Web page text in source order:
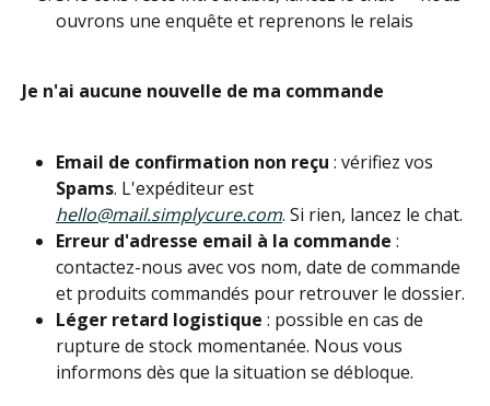
ouvrons une enquête et reprenons le relais
Je n'ai aucune nouvelle de ma commande
Email de confirmation non reçu : vérifiez vos
Spams. L'expéditeur est
hello@mail.simplycure.com. Si rien, lancez le chat.
Erreur d'adresse email à la commande :
contactez-nous avec vos nom, date de commande
et produits commandés pour retrouver le dossier.
Léger retard logistique : possible en cas de
rupture de stock momentanée. Nous vous
informons dès que la situation se débloque.